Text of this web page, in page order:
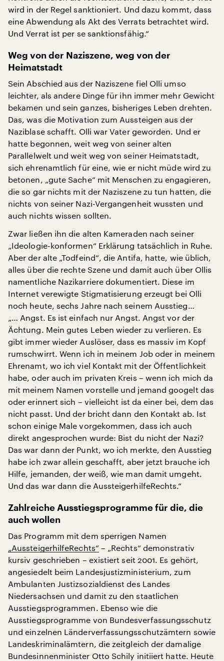
wird in der Regel sanktioniert. Und dazu kommt, dass
eine Abwendung als Akt des Verrats betrachtet wird.
Und Verrat ist per se sanktionsfähig.“
Weg von der Naziszene, weg von der
Heimatstadt
Sein Abschied aus der Naziszene fiel Olli umso
leichter, als andere Dinge für ihn immer mehr Gewicht
bekamen und sein ganzes, bisheriges Leben drehten.
Das, was die Motivation zum Aussteigen aus der
Naziblase schafft. Olli war Vater geworden. Und er
hatte begonnen, weit weg von seiner alten
Parallelwelt und weit weg von seiner Heimatstadt,
sich ehrenamtlich für eine, wie er nicht müde wird zu
betonen, „gute Sache“ mit Menschen zu engagieren,
die so gar nichts mit der Naziszene zu tun hatten, die
nichts von seiner Nazi-Vergangenheit wussten und
auch nichts wissen sollten.
Zwar ließen ihn die alten Kameraden nach seiner
„Ideologie-konformen“ Erklärung tatsächlich in Ruhe.
Aber der alte „Todfeind“, die Antifa, hatte, wie üblich,
alles über die rechte Szene und damit auch über Ollis
namentliche Nazikarriere dokumentiert. Diese im
Internet verewigte Stigmatisierung erzeugt bei Olli
noch heute, sechs Jahre nach seinem Ausstieg…
„… Angst. Es ist einfach nur Angst. Angst vor der
Ächtung. Mein gutes Leben wieder zu verlieren. Es
gibt immer wieder Auslöser, dass es massiv im Kopf
rumschwirrt. Wenn ich in meinem Job oder in meinem
Ehrenamt, wo ich viel Kontakt mit der Öffentlichkeit
habe, oder auch im privaten Kreis – wenn ich mich da
mit meinem Namen vorstelle und jemand googelt das
oder erinnert sich – vielleicht ist da einer bei, dem das
nicht passt. Und der bricht dann den Kontakt ab. Ist
schon einige Male vorgekommen, dass ich auch
direkt angesprochen wurde: Bist du nicht der Nazi?
Das war dann der Punkt, wo ich merkte, den Ausstieg
habe ich zwar allein geschafft, aber jetzt brauche ich
Hilfe, jemanden, der weiß, wie man damit umgeht.
Und das war dann die AussteigerhilfeRechts.“
Zahlreiche Ausstiegsprogramme für die, die
auch wollen
Das Programm mit dem sperrigen Namen
„AussteigerhilfeRechts“ – „Rechts“ demonstrativ
kursiv geschrieben – existiert seit 2001. Es gehört,
angesiedelt beim Landesjustizministerium, zum
Ambulanten Justizsozialdienst des Landes
Niedersachsen und damit zu den staatlichen
Ausstiegsprogrammen. Ebenso wie die
Ausstiegsprogramme von Bundesverfassungsschutz
und einzelnen Länderverfassungsschutzämtern sowie
Landeskriminalämtern, die zeitgleich der damalige
Bundesinnenminister Otto Schily initiiert hatte. Heute